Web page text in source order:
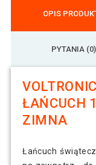
OPIS
PYTANIA (0)
ŁAŃCUCH
ZIMNA
Łańcuch